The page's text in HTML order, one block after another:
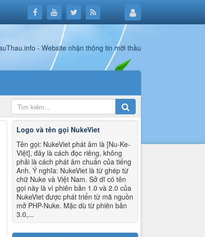
Logo và tên gọi NukeViet
Tên gọi: NukeViet phát âm là [Nu-Ke-
Việt], đây là cách đọc riêng, không
phải là cách phát âm chuẩn của tiếng
Anh. Ý nghĩa: NukeViet là từ ghép từ
chữ Nuke và Việt Nam. Sở dĩ có tên
gọi này là vì phiên bản 1.0 và 2.0 của
NukeViet được phát triển từ mã nguồn
mở PHP-Nuke. Mặc dù từ phiên bản
3.0,...